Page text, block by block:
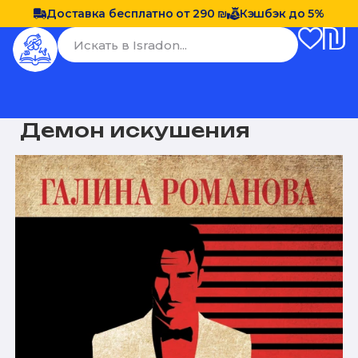
Доставка бесплатно от 290 ₪ Кэшбэк до 5%
Демон искушения